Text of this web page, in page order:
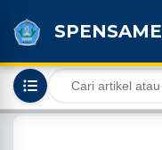
SPENSAME